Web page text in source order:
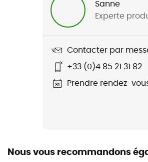
Technologies utilisées
Distance d'entrainement
Semelle intermédiaire
Sanne
Experte
Contacter par
+33 (0)4 85 21 31 82
Prendre rendez-
Nous vous recommandons